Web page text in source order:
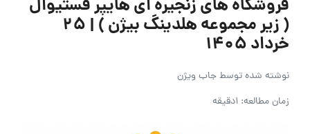
فروشگاه های زنجیره ای هایپر فستیوال
( زیر مجموعه هلدینگ بیژن ) | ۲۵
خرداد ۱۴۰۵
نوشته شده توسطجاب ویژن
زمان مطالعه: 1دقیقه